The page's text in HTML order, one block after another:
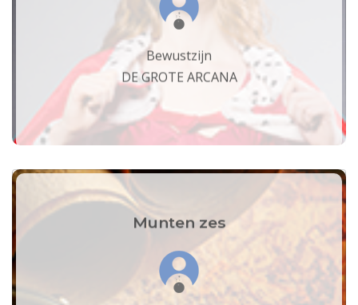
Bewustzijn
DE GROTE ARCANA
Munten zes